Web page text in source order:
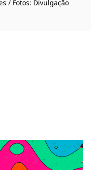
/ Fotos: Divulgação